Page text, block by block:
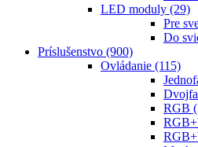
LED moduly (29)
Pre
Do
Príslušenstvo (900)
Ovládanie (115)
RGB